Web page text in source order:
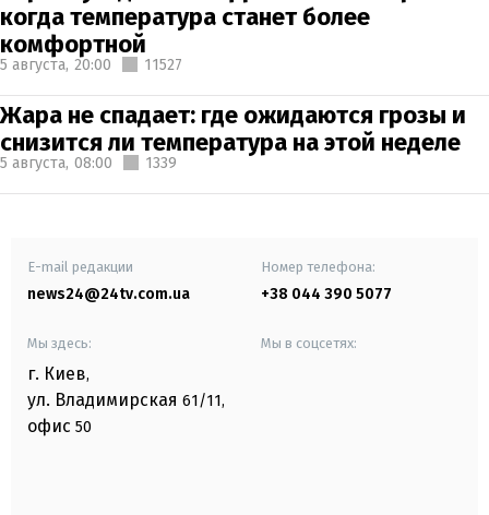
когда температура станет более
комфортной
5 августа, 20:00 11527
Жара не спадает: где ожидаются грозы и
снизится ли температура на этой неделе
5 августа, 08:00 1339
E-mail редакции
news24@24tv.com.ua
Номер телефона:
+38 044 390 5077
Мы здесь:
г. Киев,
ул. Владимирская 61/11,
офис 50
Мы в соцсетях: